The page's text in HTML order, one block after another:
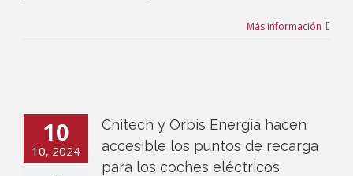
Más información
10
10, 2024
Chitech y Orbis Energía hacen
accesible los puntos de recarga
para los coches eléctricos